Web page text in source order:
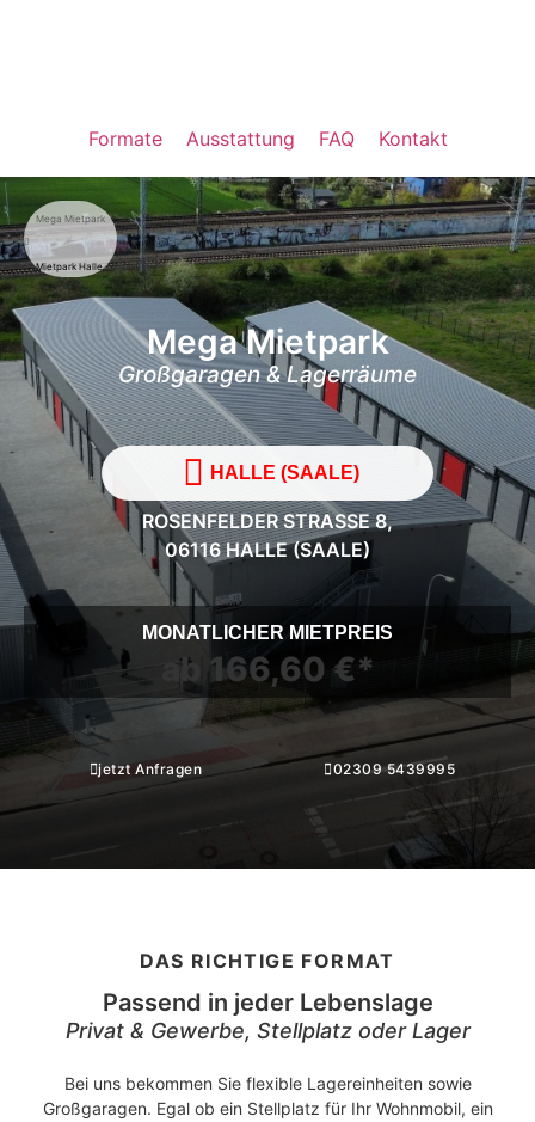
Formate Ausstattung FAQ Kontakt
Mega Mietpark
Mietpark Halle
Mega Mietpark
Großgaragen & Lagerräume
HALLE (SAALE)
ROSENFELDER STRASSE 8,
06116 HALLE (SAALE)
MONATLICHER MIETPREIS
ab 166,60 €*
jetzt Anfragen 02309 5439995
DAS RICHTIGE FORMAT
Passend in jeder Lebenslage
Privat & Gewerbe, Stellplatz oder Lager
Bei uns bekommen Sie flexible Lagereinheiten sowie
Großgaragen. Egal ob ein Stellplatz für Ihr Wohnmobil, ein